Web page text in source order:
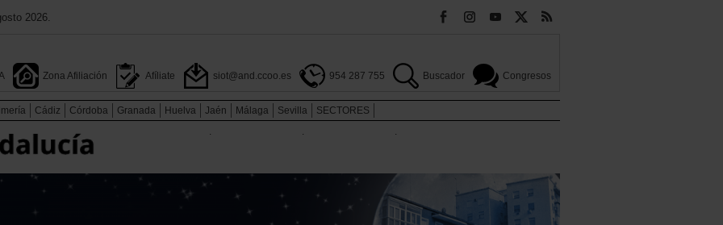
2026.
Zona Afiliación Afíliate siot@and.ccoo.es 954 287 755 Buscador Congresos
Cádiz Córdoba Granada Huelva Jaén Málaga Sevilla
SECTORES
.
. .